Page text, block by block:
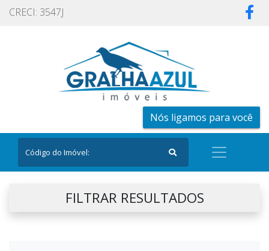
CRECI: 3547J
Nós ligamos para você
FILTRAR RESULTADOS